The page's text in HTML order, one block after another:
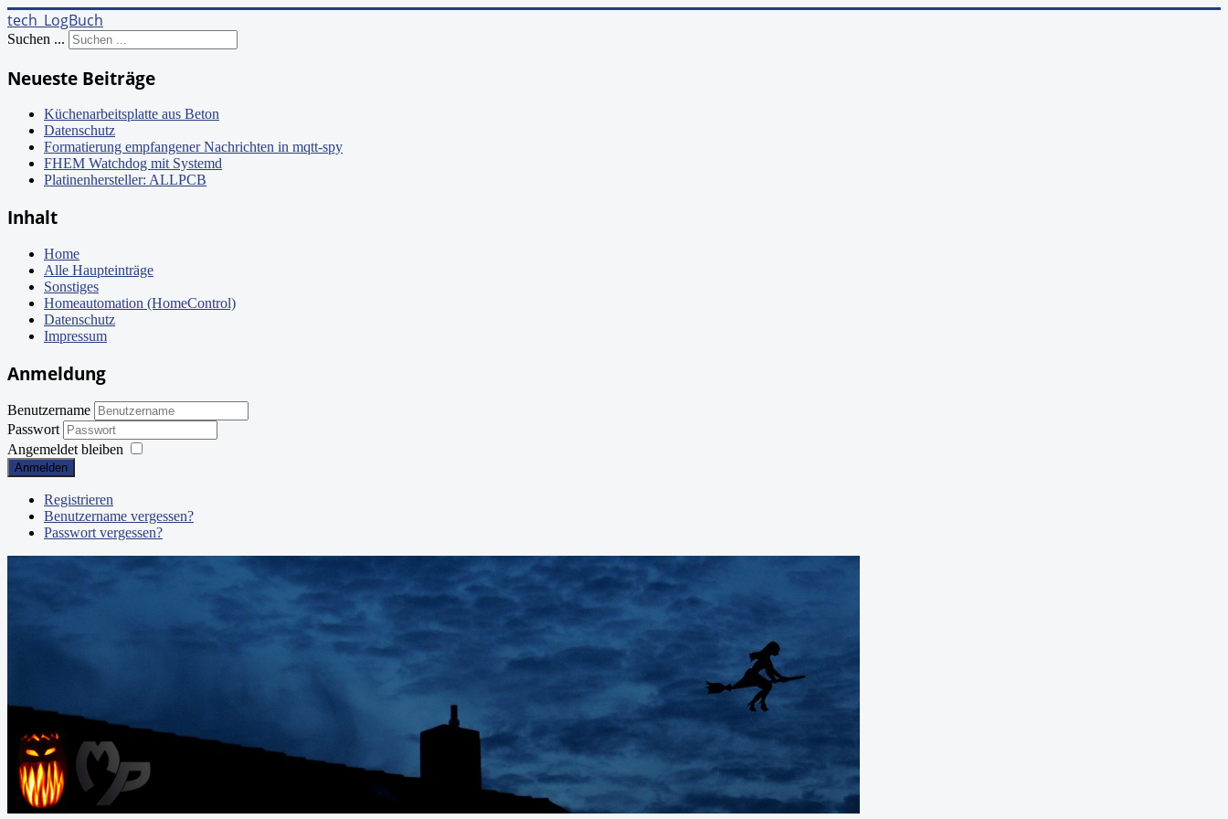
tech_LogBuch
Suchen ...
Neueste Beiträge
Küchenarbeitsplatte aus Beton
Datenschutz
Formatierung empfangener Nachrichten in mqtt-spy
FHEM Watchdog mit Systemd
Platinenhersteller: ALLPCB
Inhalt
Home
Alle Haupteinträge
Sonstiges
Homeautomation (HomeControl)
Datenschutz
Impressum
Anmeldung
Benutzername
Passwort
Angemeldet bleiben
Anmelden
Registrieren
Benutzername vergessen?
Passwort vergessen?